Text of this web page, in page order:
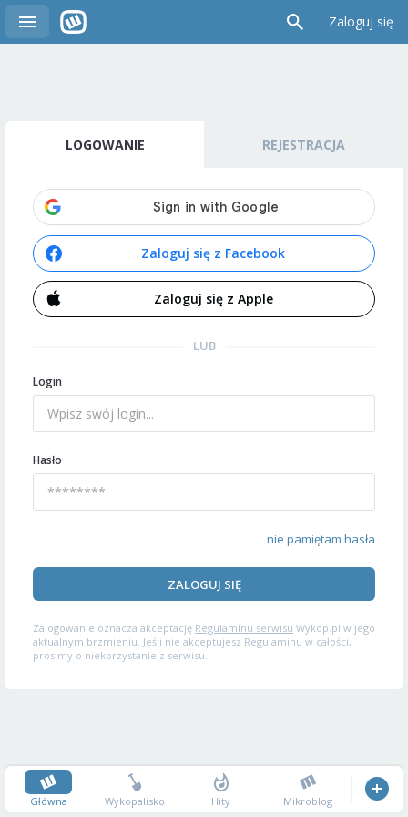
Zaloguj się
LOGOWANIE REJESTRACJA
Zaloguj się z Facebook
Zaloguj się z Apple
LUB
Login
Hasło
nie pamiętam hasła
ZALOGUJ SIĘ
Zalogowanie oznacza akceptację Regulaminu serwisu Wykop.pl w jego
aktualnym brzmieniu. Jeśli nie akceptujesz Regulaminu w całości,
prosimy o niekorzystanie z serwisu.
Główna Wykopalisko Hity Mikroblog